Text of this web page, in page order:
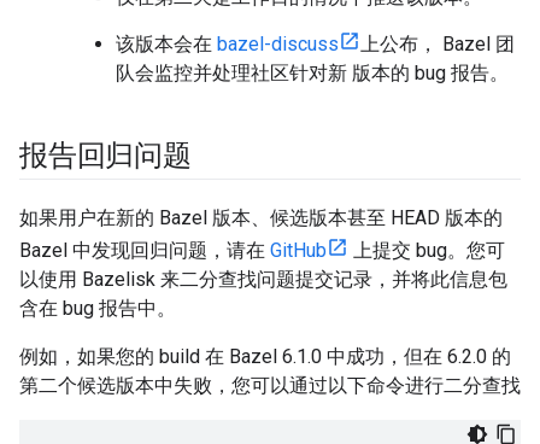
该版本会在 bazel-discuss
上公布， Bazel 团
队会监控并处理社区针对新 版本的 bug 报告。
报告回归问题
如果用户在新的 Bazel 版本、候选版本甚至 HEAD 版本的
Bazel 中发现回归问题，请在 GitHub
上提交 bug。您可
以使用 Bazelisk 来二分查找问题提交记录，并将此信息包
含在 bug 报告中。
例如，如果您的 build 在 Bazel 6.1.0 中成功，但在 6.2.0 的
第二个候选版本中失败，您可以通过以下命令进行二分查找